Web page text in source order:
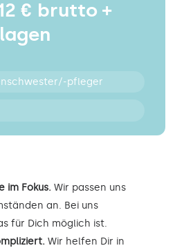
€ brutto +
pfleger
im Fokus. Wir passen uns
an. Bei uns
für Dich möglich ist.
Wir helfen Dir in